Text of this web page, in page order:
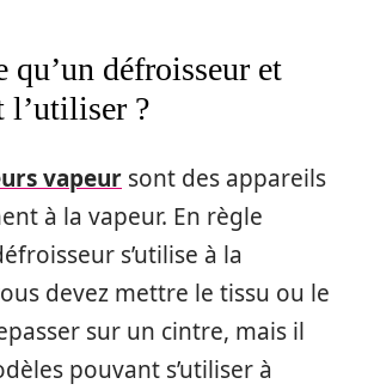
qu’un défroisseur et
l’utiliser ?
vapeur sont des appareils
à la vapeur. En règle
s’utilise à la
devez mettre le tissu ou le
sur un cintre, mais il
pouvant s’utiliser à